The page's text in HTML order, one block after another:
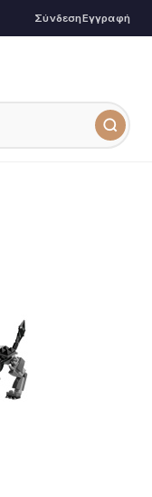
ΣύνδεσηΕγγραφή